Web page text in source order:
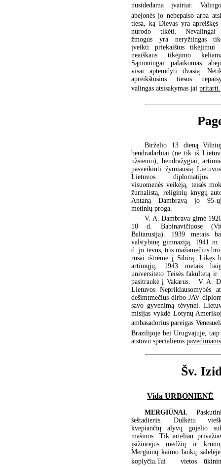
nusidedama įvairiai:
abejonės jo nebepaiso arba
tiesa, ką Dievas yra
nurodo tikėti. Nevalingai
žmogus yra neryžtingas
įveikti priekaištus tikėjimui
neaiškaus tikėjimo
Sąmoningai palaikomas
visai aptemdyti dvasią.
apreikštosios tiesos
valingas atsisakymas jai pritarti.
Birželio 13 dieną
bendradarbiai (ne tik iš
užsienio), bendražygiai,
pasveikinti žymiausią
Lietuvos diplomatijos
visuomenės veikėją, teisės
žurnalistą, religinių knygų
Antaną Dambravą jo 95-
metinių proga.
V. A. Dambrava gimė
10 d. Babinavičiuose
Baltarusija). 1939 metais
valstybinę gimnaziją. 1941
d. jo tėvus, tris mažamečius
rusai ištrėmė į Sibirą. Likęs
artimųjų, 1943 metais
universiteto Teisės fakultetą ir
pasitraukė į Vakarus. V. A.
Lietuvos Nepriklausomybės
dešimtmečius dirbo JAV
savo gyvenimą tėvynei.
misijas vykdė Lotynų
ambasadorius pareigas
Brazilijoje bei Urugvajuje, taip
atstovu specialiems
Šv.
Vida URBONIENĖ
MERGIŪNAI.
šeštadienis. Dulkėtu
kvepiančių alyvų gojelio
mašinos. Tik artėliau
įsižiūrėjus medžių ir
Mergiūnų kaimo laukų
koplyčia.Tai  vietos